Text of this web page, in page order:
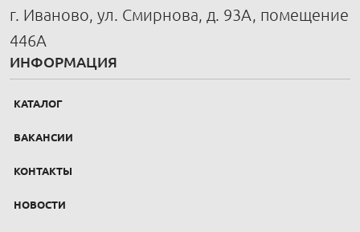
г. Иваново, ул. Смирнова, д. 93А, помещение
446А
ИНФОРМАЦИЯ
КАТАЛОГ
ВАКАНСИИ
КОНТАКТЫ
НОВОСТИ